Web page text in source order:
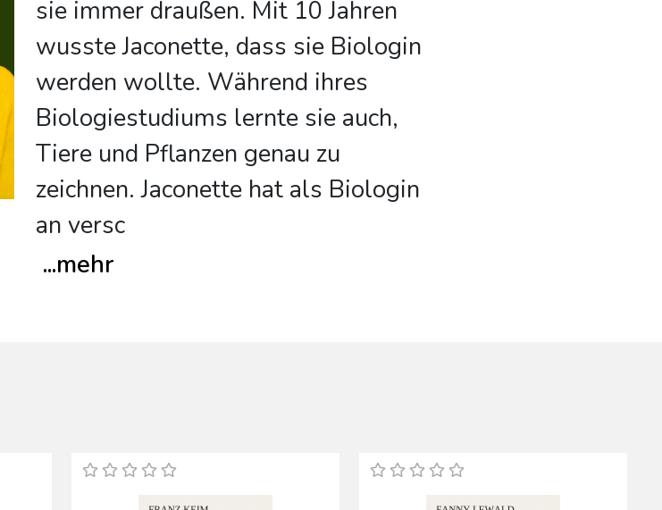
sie immer draußen. Mit 10 Jahren
wusste Jaconette, dass sie Biologin
werden wollte. Während ihres
Biologiestudiums lernte sie auch,
Tiere und Pflanzen genau zu
zeichnen. Jaconette hat als Biologin
an versc
...mehr